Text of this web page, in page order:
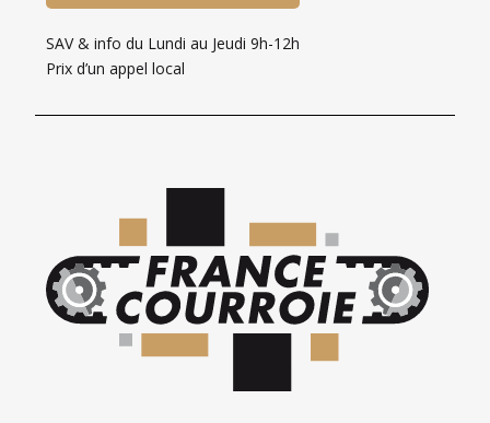
SAV & info du Lundi au Jeudi 9h-12h
Prix d’un appel local